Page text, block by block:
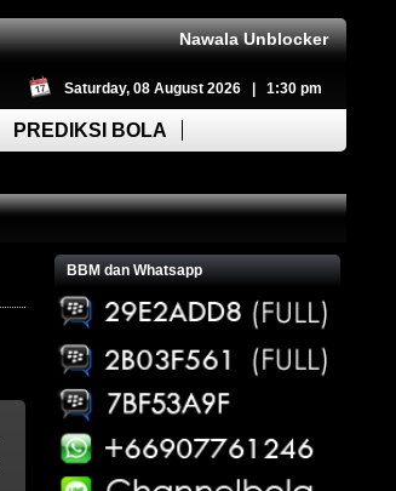
Nawala Unblocker
Saturday, 08 August 2026 | 1:30 pm
PREDIKSI BOLA
BBM dan Whatsapp